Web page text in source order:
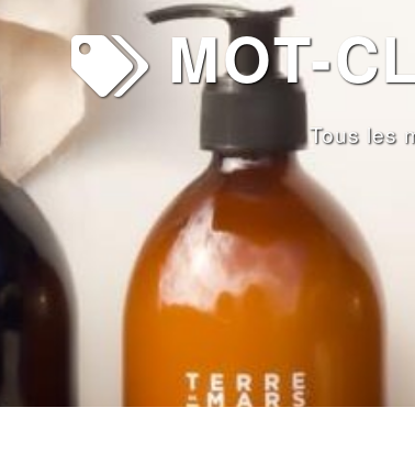
MOT-
Tous les